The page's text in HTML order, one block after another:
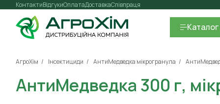
Контакти Оплата
Відгуки ДоставкаСпівпраця
Каталог
АгроХім Інсектициди АнтиМедведка мікрогранула
АнтиМедведка 300 г,